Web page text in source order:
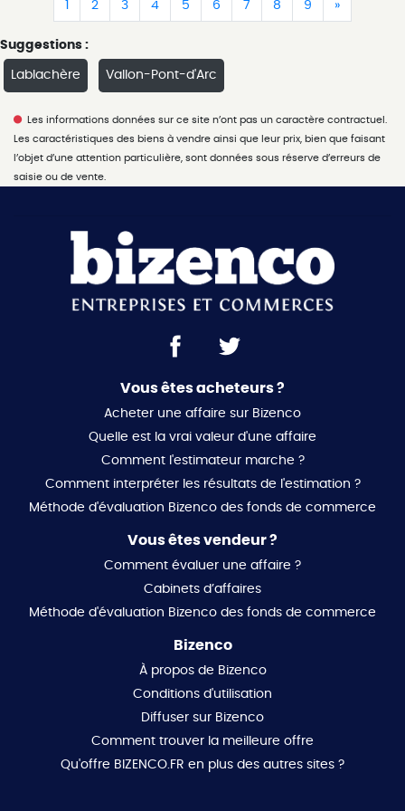
1(current)
2(current)
3(current)
4(current)
5(current)
6(current)
7(current)
8(current)
9(current)
»(current)
Suggestions :
Lablachère Vallon-Pont-d'Arc
Les informations données sur ce site n’ont pas un caractère contractuel.
Les caractéristiques des biens à vendre ainsi que leur prix, bien que faisant
l’objet d’une attention particulière, sont données sous réserve d’erreurs de
saisie ou de vente.
Vous êtes acheteurs ?
Acheter une affaire sur Bizenco
Quelle est la vrai valeur d'une affaire
Comment l'estimateur marche ?
Comment interpréter les résultats de l'estimation ?
Méthode d'évaluation Bizenco des fonds de commerce
Vous êtes vendeur ?
Comment évaluer une affaire ?
Cabinets d’affaires
Méthode d'évaluation Bizenco des fonds de commerce
Bizenco
À propos de Bizenco
Conditions d'utilisation
Diffuser sur Bizenco
Comment trouver la meilleure offre
Qu'offre BIZENCO.FR en plus des autres sites ?